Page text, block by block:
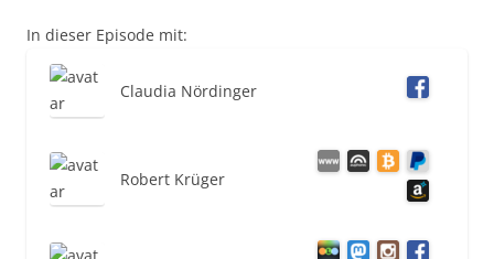
In dieser Episode mit:
Claudia Nördinger
Robert Krüger